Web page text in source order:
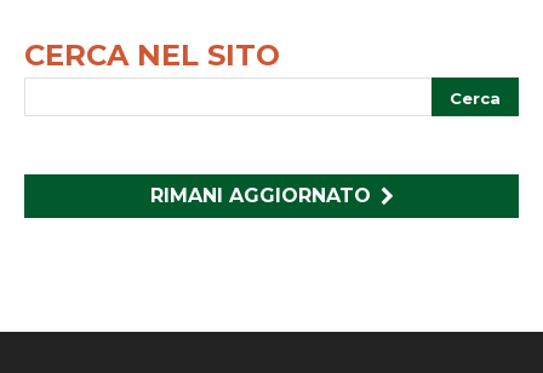
CERCA NEL SITO
RIMANI AGGIORNATO